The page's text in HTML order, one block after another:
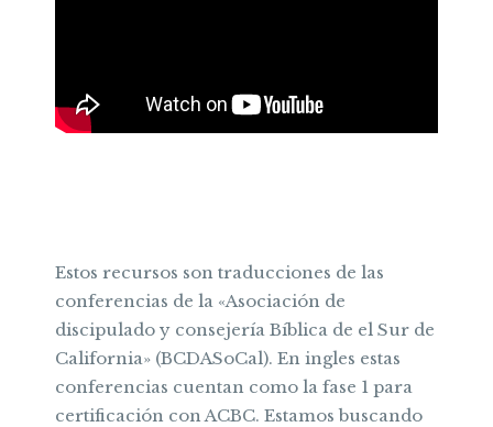
Estos recursos son traducciones de las
conferencias de la «Asociación de
discipulado y consejería Bíblica de el Sur de
California» (BCDASoCal). En ingles estas
conferencias cuentan como la fase 1 para
certificación con ACBC. Estamos buscando